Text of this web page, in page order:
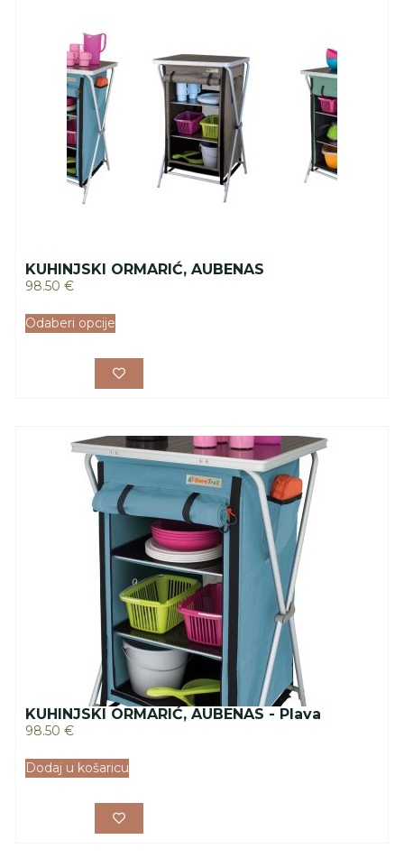
KUHINJSKI ORMARIĆ, AUBENAS
98.50 €
Odaberi opcije
KUHINJSKI ORMARIĆ, AUBENAS - Plava
98.50 €
Dodaj u košaricu